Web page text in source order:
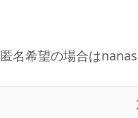
匿名希望の場合は